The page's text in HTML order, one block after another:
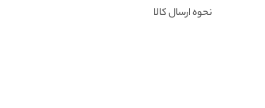
نحوه ارسال کالا